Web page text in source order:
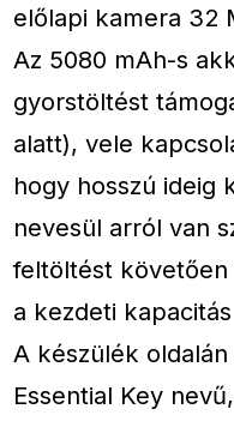
előlapi kamera 32
Az 5080 mAh-s
gyorstöltést
alatt), vele
hogy hosszú ideig
nevesül arról van
feltöltést követően
a kezdeti
A készülék
Essential Key